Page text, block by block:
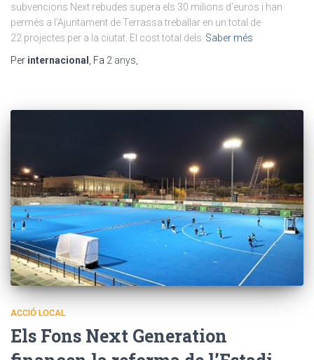
subvencions Next rebudes supera els 30 milions d’euros i han
permès a l’Ajuntament de Terrassa treballar en un total de
22 projectes per a la ciutat. El cost total dels Saber més
Per internacional , Fa 2 anys
ACCIÓ LOCAL
Els Fons Next Generation